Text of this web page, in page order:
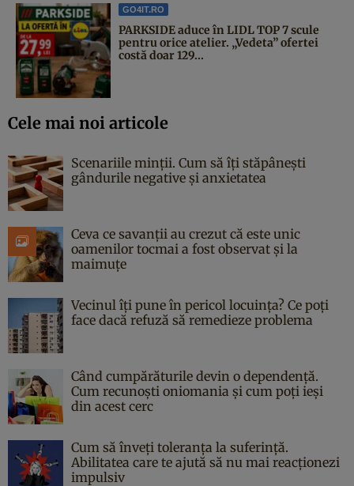
GO4IT.RO
PARKSIDE aduce în LIDL TOP 7 scule
pentru orice atelier. „Vedeta” ofertei
costă doar 129...
Cele mai noi articole
Scenariile minții. Cum să îți stăpânești
gândurile negative și anxietatea
Ceva ce savanții au crezut că este unic
oamenilor tocmai a fost observat și la
maimuțe
Vecinul îți pune în pericol locuința? Ce poți
face dacă refuză să remedieze problema
Când cumpărăturile devin o dependență.
Cum recunoști oniomania și cum poți ieși
din acest cerc
Cum să înveți toleranța la suferință.
Abilitatea care te ajută să nu mai reacționezi
impulsiv